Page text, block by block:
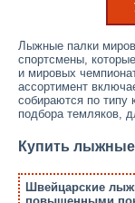
Лыжные палки
спортсмены,
и мировых
ассортимент
собираются по типу
подбора темляков,
Купить лыжные
Швейцарские